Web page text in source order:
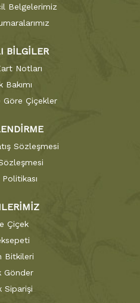
Belgelerimiz
BİLGİLER
Notları
Bakımı
Göre Çiçekler
Sözleşmesi
Çiçek
Bitkileri
Gönder
Siparişi